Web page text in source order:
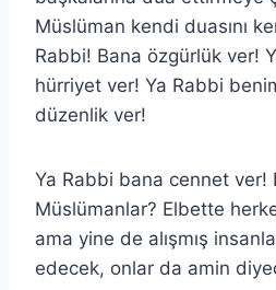
Müslüman kendi duasını
Rabbi! Bana özgürlük ver!
hürriyet ver! Ya Rabbi
düzenlik ver!
Ya Rabbi bana cennet ver!
Müslümanlar? Elbette
ama yine de alışmış
edecek, onlar da amin